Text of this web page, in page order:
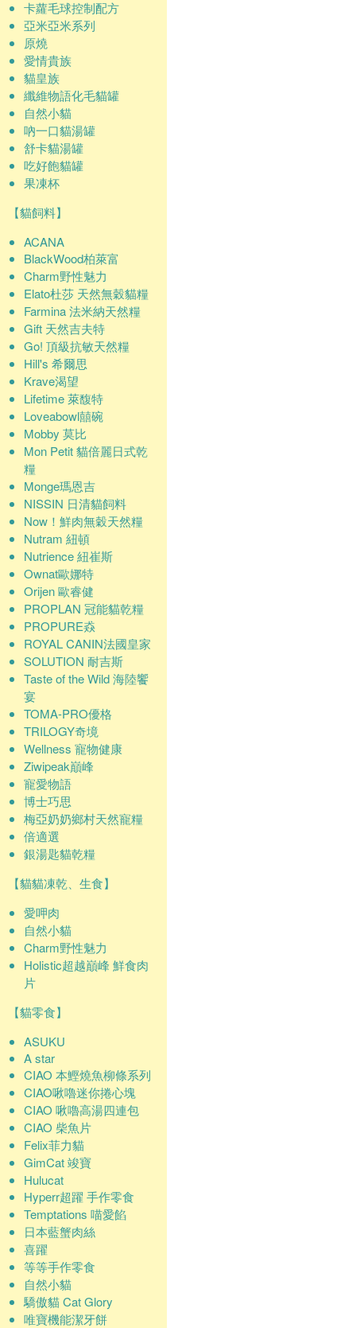
卡蘿毛球控制配方
亞米亞米系列
原燒
愛情貴族
貓皇族
纖維物語化毛貓罐
自然小貓
吶一口貓湯罐
舒卡貓湯罐
吃好飽貓罐
果凍杯
【貓飼料】
ACANA
BlackWood柏萊富
Charm野性魅力
Elato杜莎 天然無穀貓糧
Farmina 法米納天然糧
Gift 天然吉夫特
Go! 頂級抗敏天然糧
Hill's 希爾思
Krave渴望
Lifetime 萊馥特
Loveabowl囍碗
Mobby 莫比
Mon Petit 貓倍麗日式乾
糧
Monge瑪恩吉
NISSIN 日清貓飼料
Now！鮮肉無穀天然糧
Nutram 紐頓
Nutrience 紐崔斯
Ownat歐娜特
Orijen 歐睿健
PROPLAN 冠能貓乾糧
PROPURE猋
ROYAL CANIN法國皇家
SOLUTION 耐吉斯
Taste of the Wild 海陸饗
宴
TOMA-PRO優格
TRILOGY奇境
Wellness 寵物健康
Ziwipeak巔峰
寵愛物語
博士巧思
梅亞奶奶鄉村天然寵糧
倍適選
銀湯匙貓乾糧
【貓貓凍乾、生食】
愛呷肉
自然小貓
Charm野性魅力
Holistic超越巔峰 鮮食肉
片
【貓零食】
ASUKU
A star
CIAO 本鰹燒魚柳條系列
CIAO啾嚕迷你捲心塊
CIAO 啾嚕高湯四連包
CIAO 柴魚片
Felix菲力貓
GimCat 竣寶
Hulucat
Hyperr超躍 手作零食
Temptations 喵愛餡
日本藍蟹肉絲
喜躍
等等手作零食
自然小貓
驕傲貓 Cat Glory
唯寶機能潔牙餅